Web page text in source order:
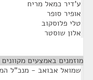
ע'דיר כמאל מריח
אופיר סופר
טלי פלוסקוב
אלון שוסטר
מוזמנים באמצעים מקוונים
שמואל אבואב - מנכ"ל